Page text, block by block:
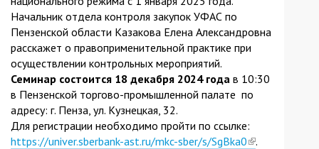
Начальник отдела контроля закупок УФАС по
Пензенской области Казакова Елена Александровна
расскажет о правоприменительной практике при
осуществлении контрольных мероприятий.
Семинар состоится 18 декабря 2024 года в 10:30
в Пензенской торгово-промышленной палате по
адресу: г. Пенза, ул. Кузнецкая, 32.
Для регистрации необходимо пройти по ссылке:
https://univer.sberbank-ast.ru/mkc-sber/s/SgBka0(link
.